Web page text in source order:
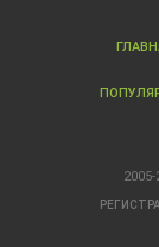
2005-